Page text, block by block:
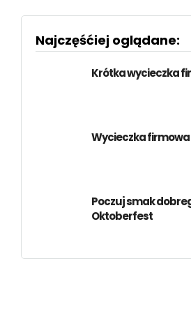
Najczęśćiej oglądane:
Krótka wycieczka
Wycieczka
Poczuj smak
Oktoberfest